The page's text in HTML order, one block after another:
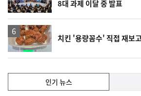
8대 과제 이달 중 발표
치킨 '용량꼼수' 직접 재보
인기 뉴스